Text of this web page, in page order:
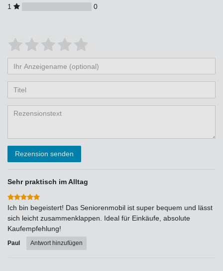
1
0
Bewertungssterne
von
5
Bewertungssternen
4
von
5
Bewertungssternen
3
von
5
Bewertungssternen
2
von
5
Bewertungssternen
1
von
5
Bewertungssternen
Anzeigename
(optional)
Rezension senden
Sehr praktisch im Alltag
Ich bin begeistert! Das Seniorenmobil ist super bequem und lässt
sich leicht zusammenklappen. Ideal für Einkäufe, absolute
Kaufempfehlung!
Paul Antwort hinzufügen